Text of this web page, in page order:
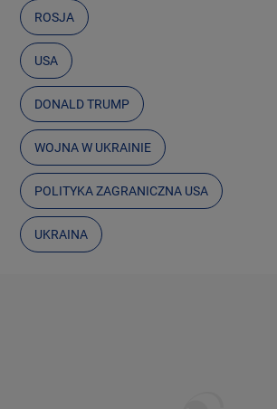
ROSJA
USA
DONALD TRUMP
WOJNA W UKRAINIE
POLITYKA ZAGRANICZNA USA
UKRAINA